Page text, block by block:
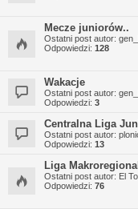
Mecze juniorów..
Ostatni post autor:
Odpowiedzi: 128
Wakacje
Ostatni post autor:
Odpowiedzi: 3
Centralna Liga
Ostatni post autor:
Odpowiedzi: 13
Liga
Ostatni post autor: El
Odpowiedzi: 76